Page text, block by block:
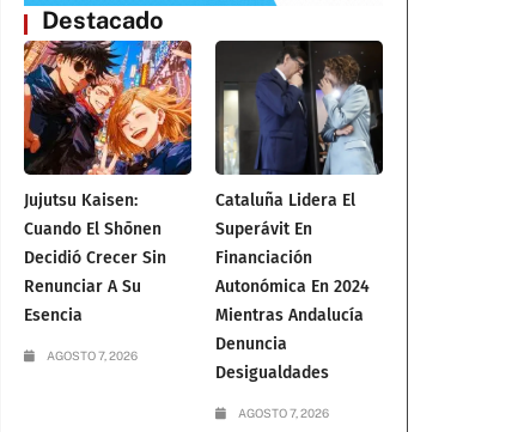
Destacado
Jujutsu Kaisen:
Cuando El Shōnen
Decidió Crecer Sin
Renunciar A Su
Esencia
AGOSTO 7, 2026
Cataluña Lidera El
Superávit En
Financiación
Autonómica En 2024
Mientras Andalucía
Denuncia
Desigualdades
AGOSTO 7, 2026